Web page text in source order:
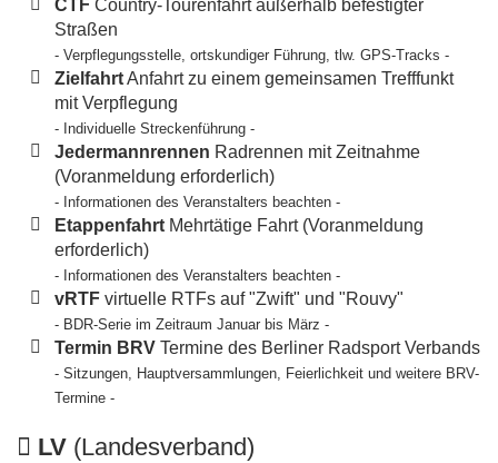
CTF Country-Tourenfahrt außerhalb befestigter
Straßen
- Verpflegungsstelle, ortskundiger Führung, tlw. GPS-Tracks -
ZielfahrtAnfahrt zu einem gemeinsamen Trefffunkt
mit Verpflegung
- Individuelle Streckenführung -
Jedermannrennen Radrennen mit Zeitnahme
(Voranmeldung erforderlich)
- Informationen des Veranstalters beachten -
Etappenfahrt Mehrtätige Fahrt (Voranmeldung
erforderlich)
- Informationen des Veranstalters beachten -
vRTF virtuelle RTFs auf "Zwift" und "Rouvy"
- BDR-Serie im Zeitraum Januar bis März -
Termin BRV Termine des Berliner Radsport Verbands
- Sitzungen, Hauptversammlungen, Feierlichkeit und weitere BRV-
Termine -
LV (Landesverband)